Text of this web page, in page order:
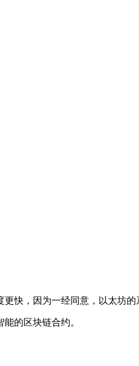
快，因为一经同意，以太坊的
的区块链合约。